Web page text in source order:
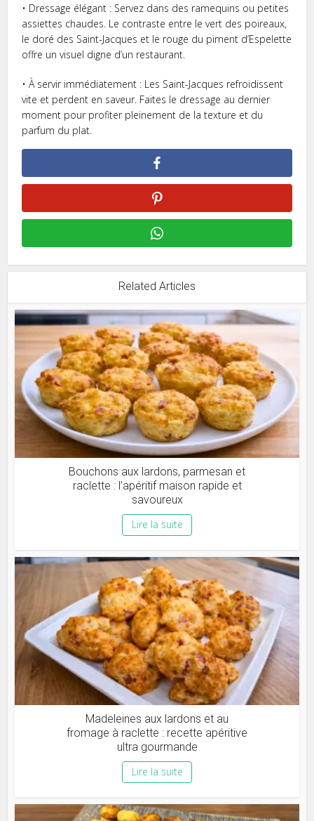
• Dressage élégant : Servez dans des ramequins ou petites
assiettes chaudes. Le contraste entre le vert des poireaux,
le doré des Saint-Jacques et le rouge du piment d’Espelette
offre un visuel digne d’un restaurant.
• À servir immédiatement : Les Saint-Jacques refroidissent
vite et perdent en saveur. Faites le dressage au dernier
moment pour profiter pleinement de la texture et du
parfum du plat.
Related Articles
Bouchons aux lardons, parmesan et
raclette : l’apéritif maison rapide et
savoureux
Lire la suite
Madeleines aux lardons et au
fromage à raclette : recette apéritive
ultra gourmande
Lire la suite